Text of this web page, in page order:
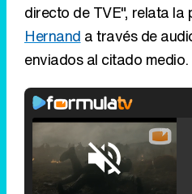
directo de TVE", relata la
Hernand a través de
enviados al citado medio.
Loaded :
29.30%